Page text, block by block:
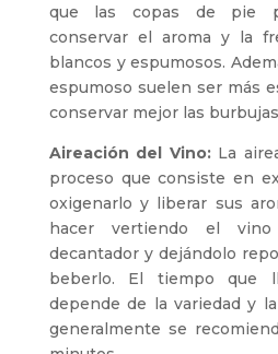
que las copas de pie
conservar el aroma y la
blancos y espumosos.
espumoso suelen ser más
conservar mejor las
Aireación del Vino:La
proceso que consiste en
oxigenarlo y liberar sus
hacer vertiendo el
decantador y dejándolo
beberlo. El tiempo que
depende de la variedad y
generalmente se